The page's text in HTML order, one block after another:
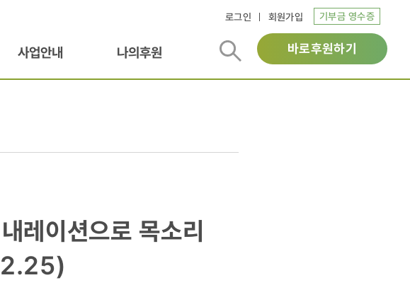
로그인 회원가입 기부금 영수증
사업안내 나의후원 바로후원하기
레이션으로 목소리